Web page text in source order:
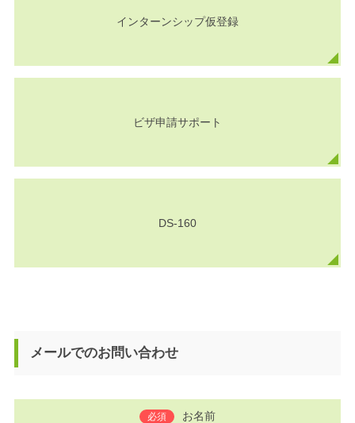
インターンシップ仮登録
ビザ申請サポート
DS-160
メールでのお問い合わせ
必須 お名前